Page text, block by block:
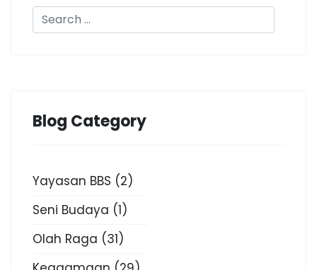
Blog Category
Yayasan BBS (2)
Seni Budaya (1)
Olah Raga (31)